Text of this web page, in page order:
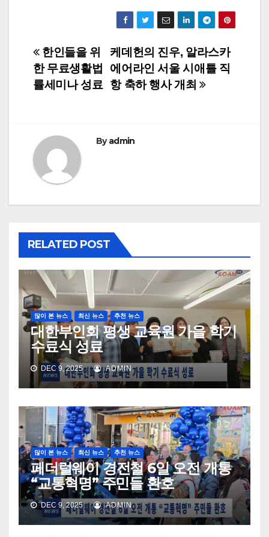
Post
navigation
케데헌의 진우, 알라스카
에어라인 서울 시애틀 직
항 축하 행사 개최
한인들을 위
한 무료생활법
률세미나 성료
Byadmin
RELATED POST
많이 본 뉴스 최신 뉴스 추천 뉴스
대한부인회 평생 교육원 가을 학기
수료식 성료
DEC 9, 2025 ADMIN
많이 본 뉴스 최신 뉴스 추천 뉴스
페더럴웨이 경전철 6일 오전 개통
“교통혁명” 주민들 환호
DEC 9, 2025 ADMIN